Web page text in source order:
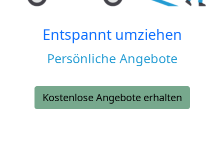
Entspannt umziehen
Persönliche Angebote
Kostenlose Angebote erhalten